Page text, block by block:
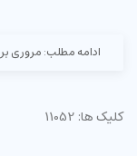
ادامه مطلب: مروری
کلیک ها: 11052